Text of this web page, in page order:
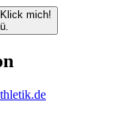
Klick mich!